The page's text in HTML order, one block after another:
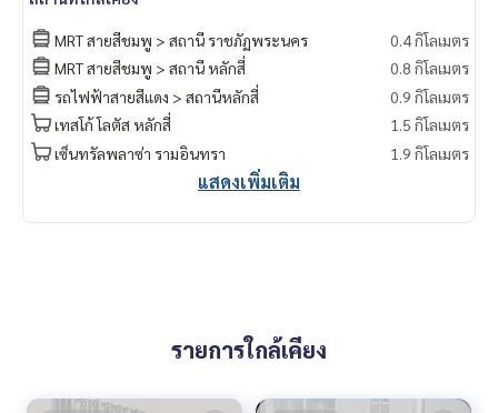
MRT สายสีชมพู > สถานี ราชภัฏพระนคร
0.4 กิโลเมตร
MRT สายสีชมพู > สถานี หลักสี่
0.8 กิโลเมตร
รถไฟฟ้าสายสีแดง > สถานีหลักสี่
0.9 กิโลเมตร
เทสโก้ โลตัส หลักสี่
1.5 กิโลเมตร
เซ็นทรัลพลาซ่า รามอินทรา
1.9 กิโลเมตร
แสดงเพิ่มเติม
รายการใกล้เคียง